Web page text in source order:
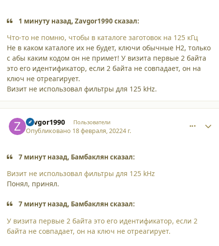
1 минуту назад, Zavgor1990 сказал:
Что-то не помню, чтобы в каталоге заготовок на 125 кГц
Не в каком каталоге их не будет, ключи обычные H2, только
с абы каким кодом он не примет! У визита первые 2 байта
это его идентификатор, если 2 байта не совпадает, он на
ключ не отреагирует.
Визит не использовал фильтры для 125 kHz.
Zavgor1990 Пользователи
Опубликовано 18 февраля, 20224 г.
7 минут назад, Бамбаклян сказал:
Визит не использовал фильтры для 125 kHz
Понял, принял.
7 минут назад, Бамбаклян сказал:
У визита первые 2 байта это его идентификатор, если 2
байта не совпадает, он на ключ не отреагирует.